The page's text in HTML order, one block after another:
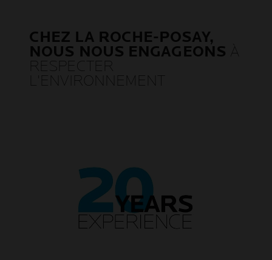
CHEZ LA ROCHE-POSAY,
NOUS NOUS ENGAGEONS À
RESPECTER
L'ENVIRONNEMENT